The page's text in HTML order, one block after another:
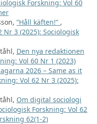
Forskning: Vol 60
”Håll käften!” ,
Nr 3 (2025): Sociologisk
Den nya redaktionen
Vol 60 Nr 1 (2023)
2026 – Same as it
Vol 62 Nr 3 (2025):
Om digital sociologi
Forskning: Vol 62
62(1-2)